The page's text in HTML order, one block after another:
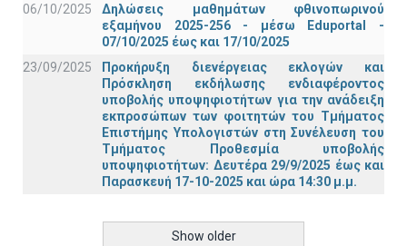
06/10/2025
Δηλώσεις μαθημάτων φθινοπωρινού
εξαμήνου 2025-256 - μέσω Εduportal -
07/10/2025 έως και 17/10/2025
23/09/2025
Προκήρυξη διενέργειας εκλογών και
Πρόσκληση εκδήλωσης ενδιαφέροντος
υποβολής υποψηφιοτήτων για την ανάδειξη
εκπροσώπων των φοιτητών του Τμήματος
Επιστήμης Υπολογιστών στη Συνέλευση του
Τμήματος Προθεσμία υποβολής
υποψηφιοτήτων: Δευτέρα 29/9/2025 έως και
Παρασκευή 17-10-2025 και ώρα 14:30 μ.μ.
Show older